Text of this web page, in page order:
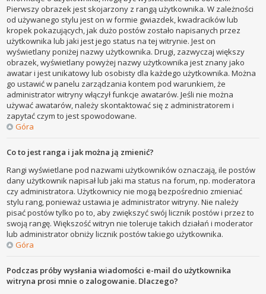
Pierwszy obrazek jest skojarzony z rangą użytkownika. W zależności
od używanego stylu jest on w formie gwiazdek, kwadracików lub
kropek pokazujących, jak dużo postów zostało napisanych przez
użytkownika lub jaki jest jego status na tej witrynie. Jest on
wyświetlany poniżej nazwy użytkownika. Drugi, zazwyczaj większy
obrazek, wyświetlany powyżej nazwy użytkownika jest znany jako
awatar i jest unikatowy lub osobisty dla każdego użytkownika. Można
go ustawić w panelu zarządzania kontem pod warunkiem, że
administrator witryny włączył funkcje awatarów. Jeśli nie można
używać awatarów, należy skontaktować się z administratorem i
zapytać czym to jest spowodowane.
Góra
Co to jest ranga i jak można ją zmienić?
Rangi wyświetlane pod nazwami użytkowników oznaczają, ile postów
dany użytkownik napisał lub jaki ma status na forum, np. moderatora
czy administratora. Użytkownicy nie mogą bezpośrednio zmieniać
stylu rang, ponieważ ustawia je administrator witryny. Nie należy
pisać postów tylko po to, aby zwiększyć swój licznik postów i przez to
swoją rangę. Większość witryn nie toleruje takich działań i moderator
lub administrator obniży licznik postów takiego użytkownika.
Góra
Podczas próby wysłania wiadomości e-mail do użytkownika
witryna prosi mnie o zalogowanie. Dlaczego?